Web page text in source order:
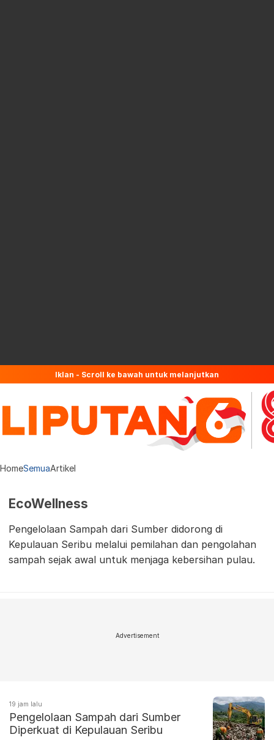
Iklan - Scroll ke bawah untuk melanjutkan
HomeSemuaArtikel
EcoWellness
Pengelolaan Sampah dari Sumber didorong di
Kepulauan Seribu melalui pemilahan dan pengolahan
sampah sejak awal untuk menjaga kebersihan pulau.
Advertisement
19 jam lalu
Pengelolaan Sampah dari Sumber
Diperkuat di Kepulauan Seribu